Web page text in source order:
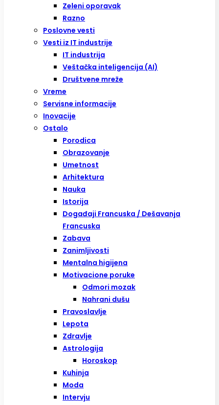
Zeleni oporavak
Razno
Poslovne vesti
Vesti iz IT industrije
IT industrija
Veštačka inteligencija (AI)
Društvene mreže
Vreme
Servisne informacije
Inovacije
Ostalo
Porodica
Obrazovanje
Umetnost
Arhitektura
Nauka
Istorija
Događaji Francuska / Dešavanja
Francuska
Zabava
Zanimljivosti
Mentalna higijena
Motivacione poruke
Odmori mozak
Nahrani dušu
Pravoslavlje
Lepota
Zdravlje
Astrologija
Horoskop
Kuhinja
Moda
Intervju